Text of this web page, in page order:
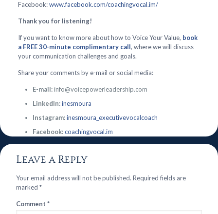
Facebook:www.facebook.com/coachingvocal.im/
Thank you for listening!
If you want to know more about how to Voice Your Value, book
a FREE 30-minute complimentary call, where we will discuss
your communication challenges and goals.
Share your comments by e-mail or social media:
E-mail:info@voicepowerleadership.com
LinkedIn:inesmoura
Instagram:inesmoura_executivevocalcoach
Facebook:coachingvocal.im
Leave a Reply
Your email address will not be published. Required fields are
marked *
Comment *